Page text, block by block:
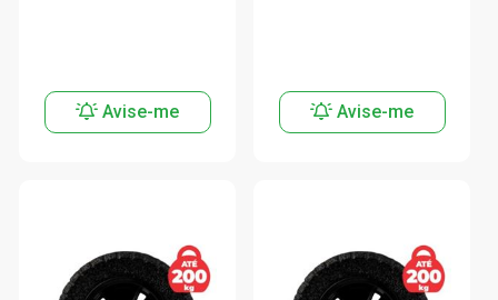
Avise-me Avise-me